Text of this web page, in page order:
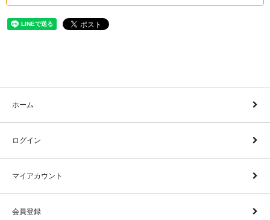
ホーム
ログイン
マイアカウント
会員登録